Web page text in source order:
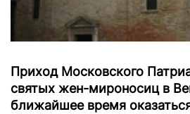
Приход Московского
святых жен-мироносиц в
ближайшее время